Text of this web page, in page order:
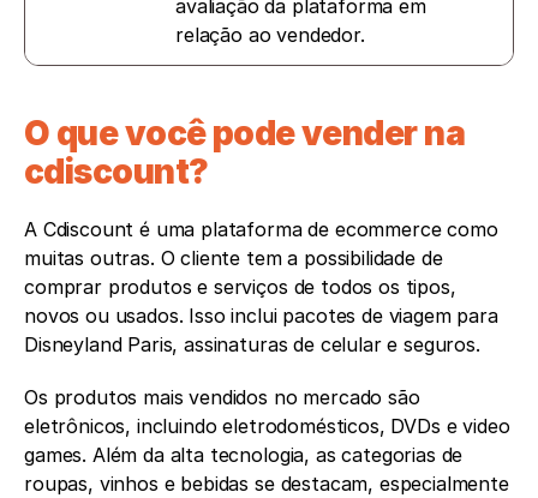
avaliação da plataforma em
relação ao vendedor.
O que você pode vender na
cdiscount?
A Cdiscount é uma plataforma de ecommerce como
muitas outras. O cliente tem a possibilidade de
comprar produtos e serviços de todos os tipos,
novos ou usados. Isso inclui pacotes de viagem para
Disneyland Paris, assinaturas de celular e seguros.
Os produtos mais vendidos no mercado são
eletrônicos, incluindo eletrodomésticos, DVDs e video
games. Além da alta tecnologia, as categorias de
roupas, vinhos e bebidas se destacam, especialmente